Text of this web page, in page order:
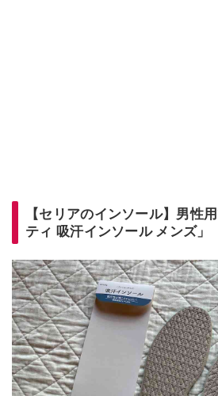
【セリアのインソール】男性
ティ 吸汗インソール メンズ」